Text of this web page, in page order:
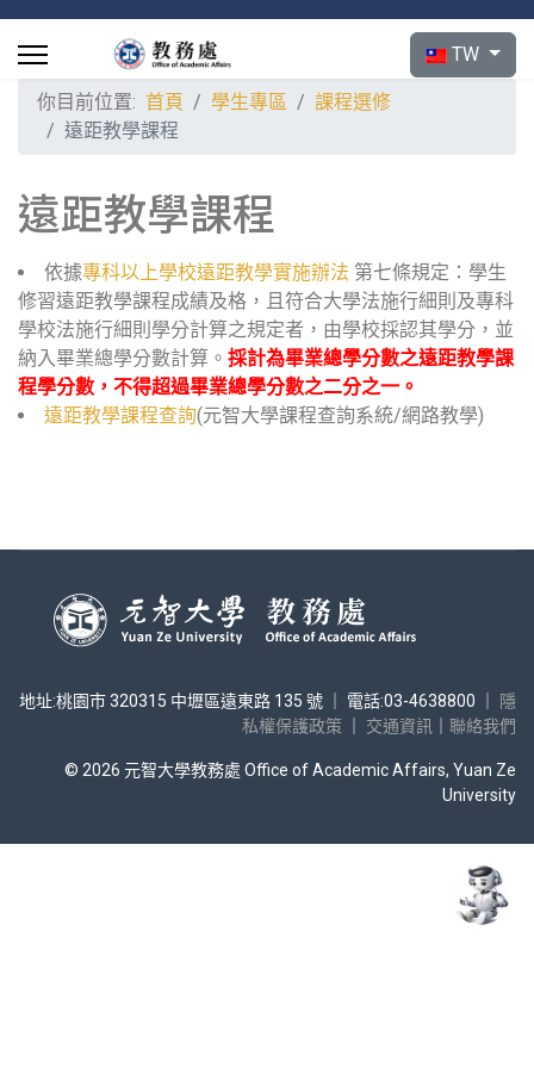
選擇你的語言
TW
你目前位置: 首頁 學生專區
課程選修
遠距教學課程
遠距教學課程
依據專科以上學校遠距教學實施辦法 第七條規定：學生
修習遠距教學課程成績及格，且符合大學法施行細則及專科
學校法施行細則學分計算之規定者，由學校採認其學分，並
納入畢業總學分數計算。 採計為畢業總學分數之遠距教學課
程學分數，不得超過畢業總學分數之二分之一。
遠距教學課程查詢(元智大學課程查詢系統/網路教學)
地址:桃園市 320315 中壢區遠東路 135 號 ｜ 電話:03-4638800 ｜
隱
私權保護政策
交通資訊 聯絡我們
© 2026 元智大學教務處 Office of Academic Affairs, Yuan Ze
University